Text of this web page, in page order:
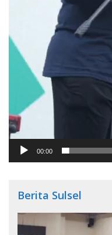
00:00
Berita Sulsel